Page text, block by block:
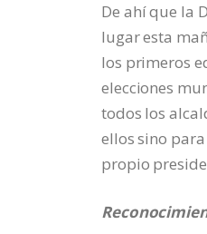
De ahí que la
lugar esta
los primeros
elecciones
todos los
ellos sino
propio